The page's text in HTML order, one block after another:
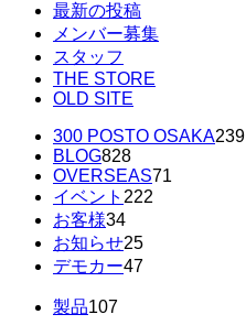
最新の投稿
メンバー募集
スタッフ
THE STORE
OLD SITE
300 POSTO OSAKA239
BLOG828
OVERSEAS71
イベント 222
お客様34
お知らせ25
デモカー47
製品107